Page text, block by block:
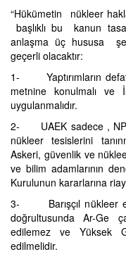
“Hükümetin nükleer
başlıklı bu kanun
anlaşma üç hususa
geçerli olacaktır:
1- Yaptırımların
metnine konulmalı ve
uygulanmalıdır.
2- UAEK sadece , NPT
nükleer tesislerini
Askeri, güvenlik ve
ve bilim adamlarının
Kurulunun kararlarına
3- Barışçıl nükleer
doğrultusunda Ar-Ge
edilemez ve Yüksek
edilmelidir.